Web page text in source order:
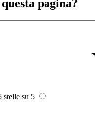
pagina?
stelle su 5